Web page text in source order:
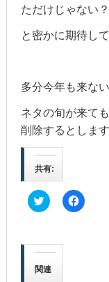
ただけじゃない
と密かに期待し
多分今年も来な
ネタの旬が来て
削除するとしま
共有:
ク
リ
て
T
w
i
F
a
関連